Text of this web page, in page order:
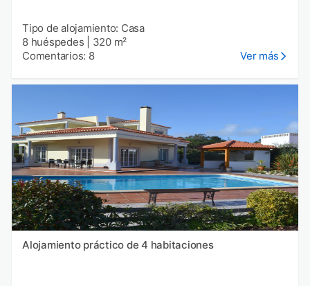
Tipo de alojamiento: Casa
8 huéspedes
320 m²
Comentarios: 8
Ver más
Alojamiento práctico de 4 habitaciones